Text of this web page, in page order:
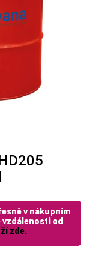
v nákupním
od
zde.